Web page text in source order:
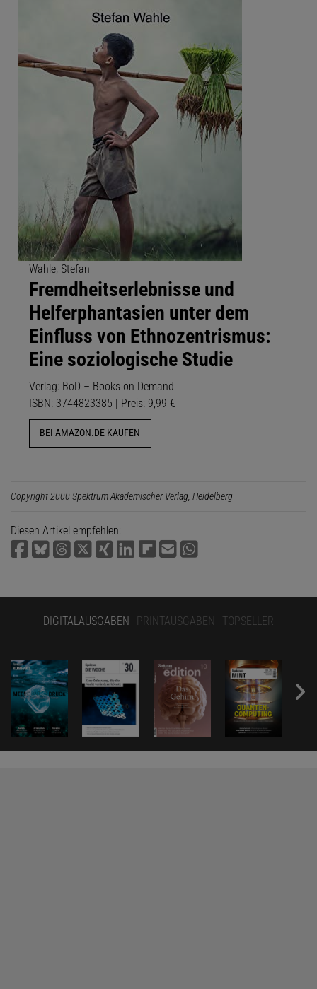
Wahle, Stefan
Fremdheitserlebnisse und
Helferphantasien unter dem
Einfluss von Ethnozentrismus:
Eine soziologische Studie
Verlag: BoD – Books on Demand
ISBN: 3744823385 | Preis: 9,99 €
BEI AMAZON.DE KAUFEN
Copyright 2000 Spektrum Akademischer Verlag, Heidelberg
Diesen Artikel empfehlen:
DIGITALAUSGABEN PRINTAUSGABEN TOPSELLER